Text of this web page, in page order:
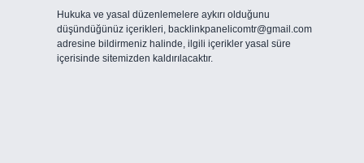
Hukuka ve yasal düzenlemelere aykırı olduğunu
düşündüğünüz içerikleri, backlinkpanelicomtr@gmail.com
adresine bildirmeniz halinde, ilgili içerikler yasal süre
içerisinde sitemizden kaldırılacaktır.